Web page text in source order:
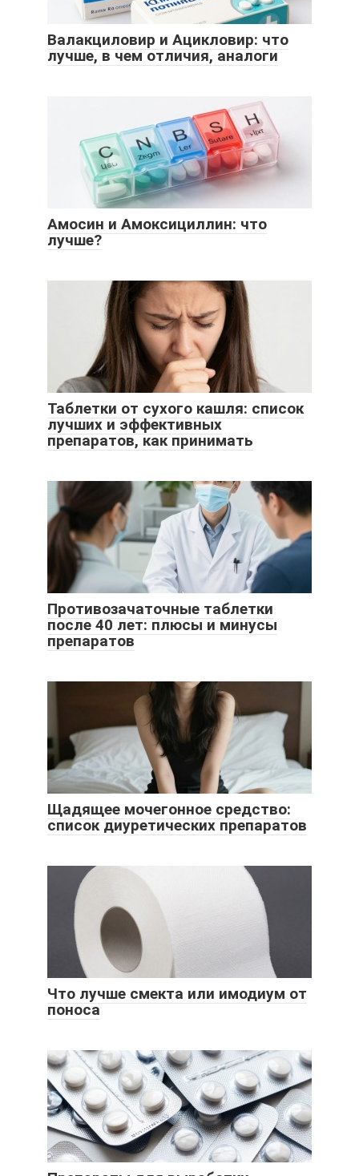
Валакциловир и Ацикловир: что
лучше, в чем отличия, аналоги
Амосин и Амоксициллин: что
лучше?
Таблетки от сухого кашля: список
лучших и эффективных
препаратов, как принимать
Противозачаточные таблетки
после 40 лет: плюсы и минусы
препаратов
Щадящее мочегонное средство:
список диуретических препаратов
Что лучше смекта или имодиум от
поноса